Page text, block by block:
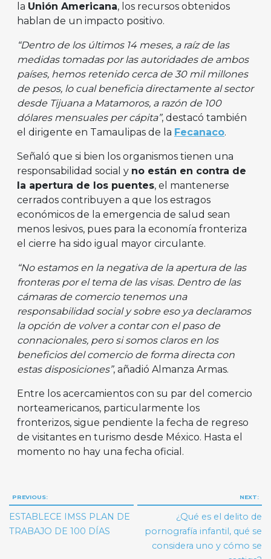
la Unión Americana, los recursos obtenidos
hablan de un impacto positivo.
“Dentro de los últimos 14 meses, a raíz de las
medidas tomadas por las autoridades de ambos
países, hemos retenido cerca de 30 mil millones
de pesos, lo cual beneficia directamente al sector
desde Tijuana a Matamoros, a razón de 100
dólares mensuales per cápita”, destacó también
el dirigente en Tamaulipas de la Fecanaco.
Señaló que si bien los organismos tienen una
responsabilidad social y no están en contra de
la apertura de los puentes, el mantenerse
cerrados contribuyen a que los estragos
económicos de la emergencia de salud sean
menos lesivos, pues para la economía fronteriza
el cierre ha sido igual mayor circulante.
“No estamos en la negativa de la apertura de las
fronteras por el tema de las visas. Dentro de las
cámaras de comercio tenemos una
responsabilidad social y sobre eso ya declaramos
la opción de volver a contar con el paso de
connacionales, pero si somos claros en los
beneficios del comercio de forma directa con
estas disposiciones”, añadió Almanza Armas.
Entre los acercamientos con su par del comercio
norteamericanos, particularmente los
fronterizos, sigue pendiente la fecha de regreso
de visitantes en turismo desde México. Hasta el
momento no hay una fecha oficial.
Navegación
de
entradas
PREVIOUS:
ESTABLECE IMSS PLAN DE
TRABAJO DE 100 DÍAS
NEXT:
¿Qué es el delito de
pornografía infantil, qué se
considera uno y cómo se